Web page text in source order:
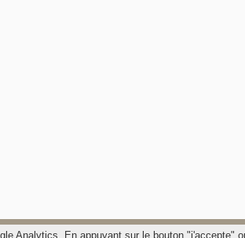
Analytics. En appuyant sur le bouton "j'accepte"